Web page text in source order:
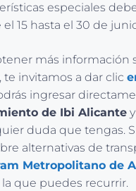
especiales
15 hasta el 30 de
más información
, te invitamos a dar clic
ingresar
de Ibi Alicante
duda que tengas.
alternativas de
Metropolitano de
la que puedes recurrir.